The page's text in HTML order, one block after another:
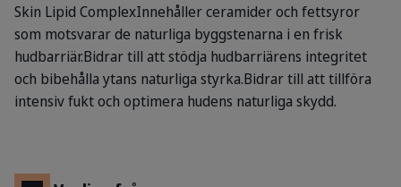
Skin Lipid ComplexInnehåller ceramider och fettsyror
som motsvarar de naturliga byggstenarna i en frisk
hudbarriär.Bidrar till att stödja hudbarriärens integritet
och bibehålla ytans naturliga styrka.Bidrar till att tillföra
intensiv fukt och optimera hudens naturliga skydd.